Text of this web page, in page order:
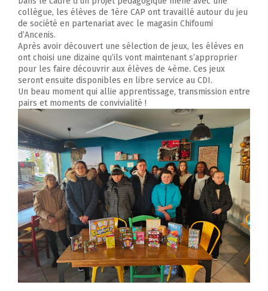
collègue, les élèves de 1ère CAP ont travaillé autour du jeu
de société en partenariat avec le magasin Chifoumi
d’Ancenis.
Après avoir découvert une sélection de jeux, les élèves en
ont choisi une dizaine qu’ils vont maintenant s’approprier
pour les faire découvrir aux élèves de 4ème. Ces jeux
seront ensuite disponibles en libre service au CDI.
Un beau moment qui allie apprentissage, transmission entre
pairs et moments de convivialité !